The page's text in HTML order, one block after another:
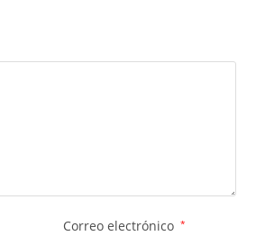
Correo electrónico *